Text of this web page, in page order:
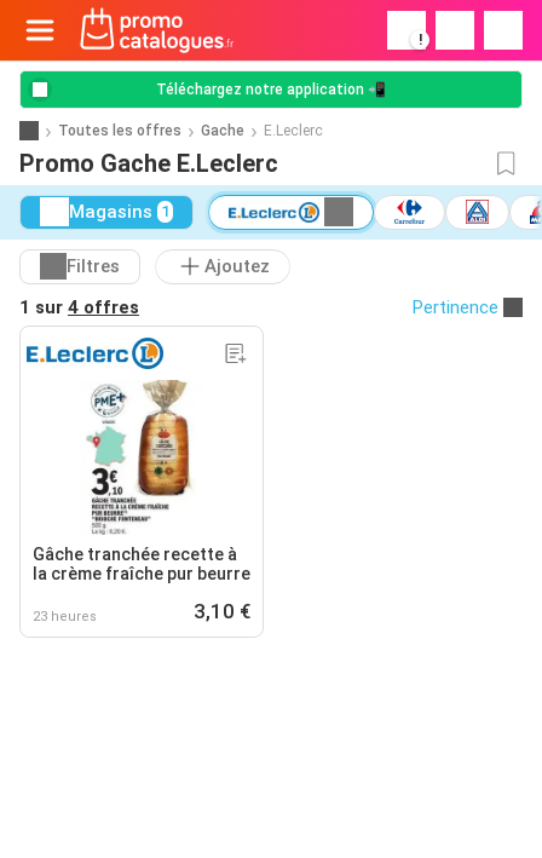
!
Téléchargez notre application 📲
Toutes les offres Gache E.Leclerc
Promo Gache E.Leclerc
Magasins 1
Filtres
Ajoutez
1 sur 4 offres Pertinence
Gâche tranchée recette à
la crème fraîche pur beurre
23 heures 3,10 €